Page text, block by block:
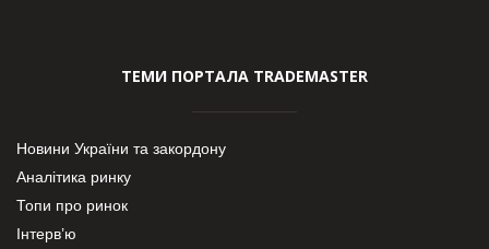
ТЕМИ ПОРТАЛА TRADEMASTER
Новини України та закордону
Аналітика ринку
Топи про ринок
Інтерв’ю